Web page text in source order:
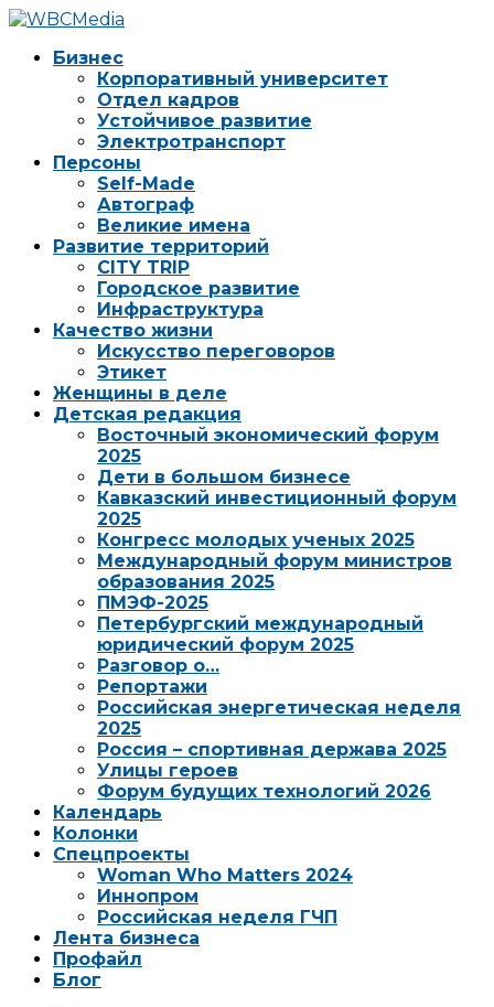
Бизнес
Корпоративный университет
Отдел кадров
Устойчивое развитие
Электротранспорт
Персоны
Self-Made
Автограф
Великие имена
Развитие территорий
CITY TRIP
Городское развитие
Инфраструктура
Качество жизни
Искусство переговоров
Этикет
Женщины в деле
Детская редакция
Восточный экономический форум
2025
Дети в большом бизнесе
Кавказский инвестиционный форум
2025
Конгресс молодых ученых 2025
Международный форум министров
образования 2025
ПМЭФ-2025
Петербургский международный
юридический форум 2025
Разговор о…
Репортажи
Российская энергетическая неделя
2025
Россия – спортивная держава 2025
Улицы героев
Форум будущих технологий 2026
Календарь
Колонки
Спецпроекты
Woman Who Matters 2024
Иннопром
Российская неделя ГЧП
Лента бизнеса
Профайл
Блог